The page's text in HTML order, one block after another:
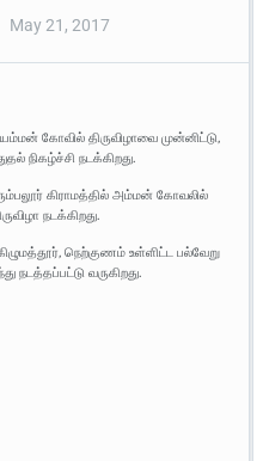
May 21, 2017
கோவில் திருவிழாவை முன்னிட்டு,
நிகழ்ச்சி நடக்கிறது.
கிராமத்தில் அம்மன் கோவலில்
நடக்கிறது.
நெற்குணம் உள்ளிட்ட பல்வேறு
நடத்தப்பட்டு வருகிறது.